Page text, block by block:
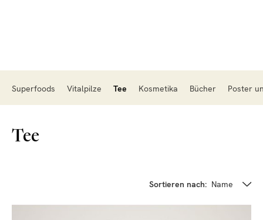
Superfoods Vitalpilze Tee Kosmetika Bücher Poster
Tee
Sortieren nach: Name